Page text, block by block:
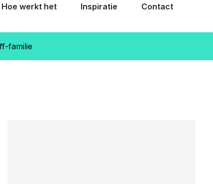
Hoe werkt het Inspiratie Contact
familie